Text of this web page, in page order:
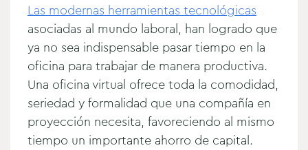
Las modernas herramientas tecnológicas
asociadas al mundo laboral, han logrado que
ya no sea indispensable pasar tiempo en la
oficina para trabajar de manera productiva.
Una oficina virtual ofrece toda la comodidad,
seriedad y formalidad que una compañía en
proyección necesita, favoreciendo al mismo
tiempo un importante ahorro de capital.